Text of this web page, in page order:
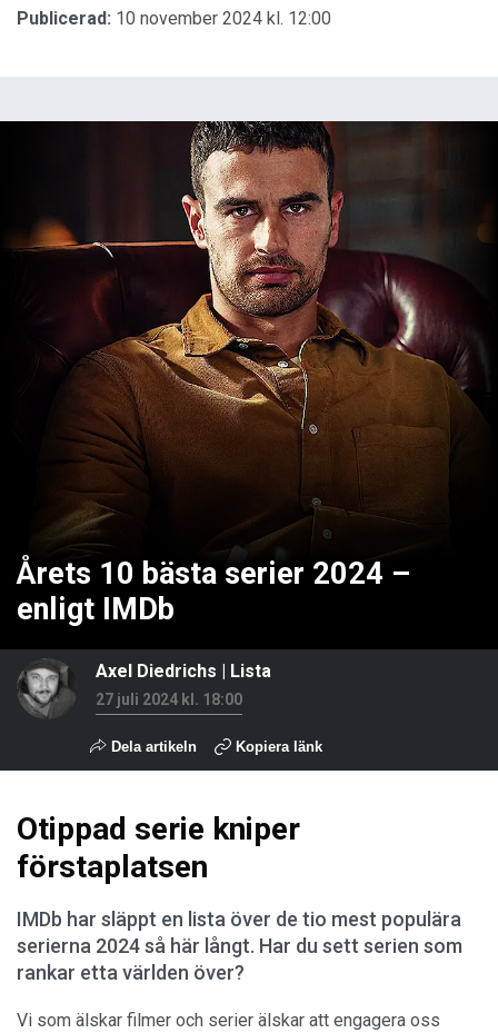
Publicerad: 10 november 2024 kl. 12:00
Årets 10 bästa serier 2024 –
enligt IMDb
Axel Diedrichs | Lista
27 juli 2024 kl. 18:00
Dela artikeln Kopiera länk
Otippad serie kniper
förstaplatsen
IMDb har släppt en lista över de tio mest populära
serierna 2024 så här långt. Har du sett serien som
rankar etta världen över?
Vi som älskar filmer och serier älskar att engagera oss